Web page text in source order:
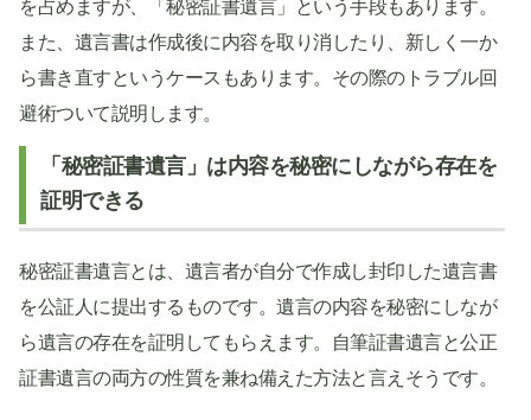
を占めますが、「秘密証書遺言」という手段もあります。
また、遺言書は作成後に内容を取り消したり、新しく一か
ら書き直すというケースもあります。その際のトラブル回
避術ついて説明します。
「秘密証書遺言」は内容を秘密にしながら存在を
証明できる
秘密証書遺言とは、遺言者が自分で作成し封印した遺言書
を公証人に提出するものです。遺言の内容を秘密にしなが
ら遺言の存在を証明してもらえます。自筆証書遺言と公正
証書遺言の両方の性質を兼ね備えた方法と言えそうです。